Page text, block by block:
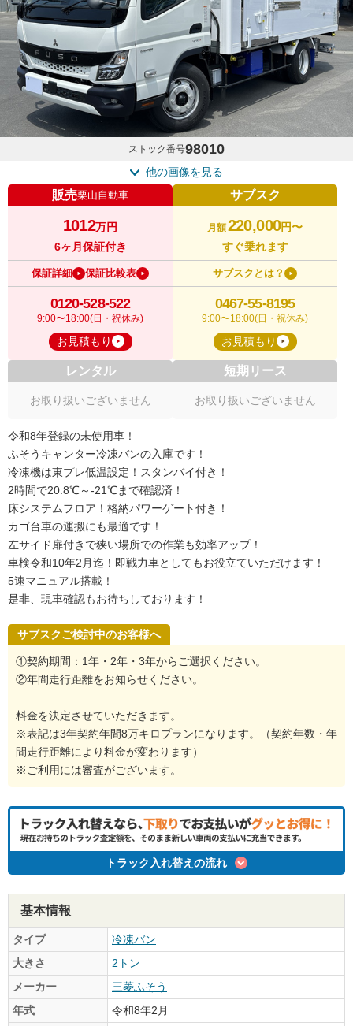
ストック番号98010
他の画像を見る
販売栗山自動車
1012万円
6ヶ月保証付き
保証詳細 保証比較表
0120-528-522
9:00〜18:00(日・祝休み)
お見積もり
サブスク
月額220,000円〜
すぐ乗れます
サブスクとは？
0467-55-8195
9:00〜18:00(日・祝休み)
お見積もり
レンタル
お取り扱いございません
短期リース
お取り扱いございません
令和8年登録の未使用車！
ふそうキャンター冷凍バンの入庫です！
冷凍機は東プレ低温設定！スタンバイ付き！
2時間で20.8℃～-21℃まで確認済！
床システムフロア！格納パワーゲート付き！
カゴ台車の運搬にも最適です！
左サイド扉付きで狭い場所での作業も効率アップ！
車検令和10年2月迄！即戦力車としてもお役立ていただけます！
5速マニュアル搭載！
是非、現車確認もお待ちしております！
サブスクご検討中のお客様へ
①契約期間：1年・2年・3年からご選択ください。
②年間走行距離をお知らせください。
料金を決定させていただきます。
※表記は3年契約年間8万キロプランになります。（契約年数・年
間走行距離により料金が変わります）
※ご利用には審査がございます。
トラック入れ替えの流れ
基本情報
タイプ
冷凍バン
大きさ
2トン
メーカー
三菱ふそう
年式
令和8年2月